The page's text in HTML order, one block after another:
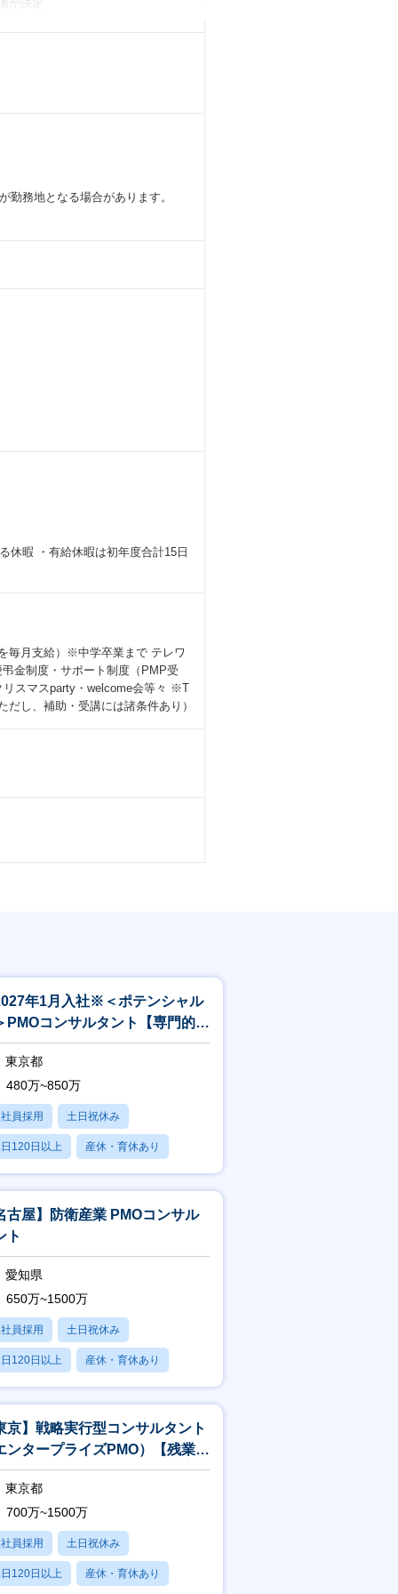
が決定
して担当の
利用し、
ジェクトの準備をおこなっていた
勤務地となる場合があります。
休暇 ・有給休暇は初年度合計15日
毎月支給）※中学卒業まで テレワ
金制度・サポート制度（PMP受
スマスparty・welcome会等々 ※T
し、補助・受講には諸条件あり）
年1月入社※＜ポテンシャル
PMOコンサルタント【専門的な
ル形成／在宅勤務推奨】
東京都
480万~850万
員採用 土日祝休み
120日以上 産休・育休あり
ママ社員活躍中
古屋】防衛産業 PMOコンサル
ト
愛知県
650万~1500万
員採用 土日祝休み
120日以上 産休・育休あり
不問
京】戦略実行型コンサルタント
ンタープライズPMO）【残業月
間以下／在宅勤務推奨】
東京都
700万~1500万
員採用 土日祝休み
120日以上 産休・育休あり